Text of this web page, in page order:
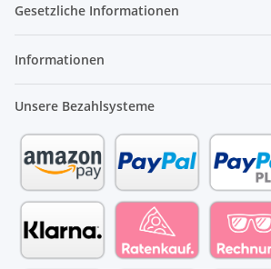
Gesetzliche Informationen
Informationen
Unsere Bezahlsysteme